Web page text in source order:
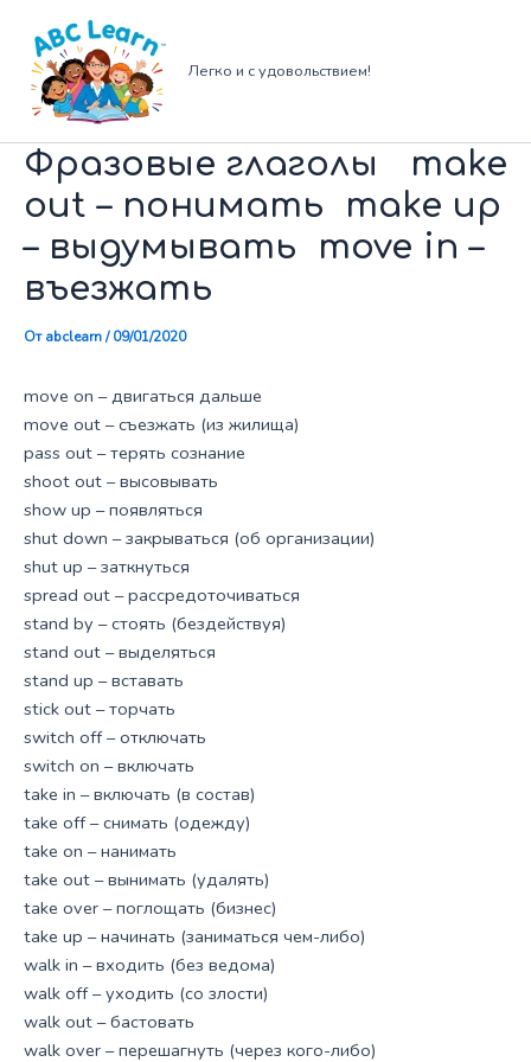
содержимому
Легко и с удовольствием!
Фразовые глаголы make
out – понимать make up
– выдумывать move in –
въезжать
Отabclearn/09/01/2020
move on – двигаться дальше
move out – съезжать (из жилища)
pass out – терять сознание
shoot out – высовывать
show up – появляться
shut down – закрываться (об организации)
shut up – заткнуться
spread out – рассредоточиваться
stand by – стоять (бездействуя)
stand out – выделяться
stand up – вставать
stick out – торчать
switch off – отключать
switch on – включать
take in – включать (в состав)
take off – снимать (одежду)
take on – нанимать
take out – вынимать (удалять)
take over – поглощать (бизнес)
take up – начинать (заниматься чем-либо)
walk in – входить (без ведома)
walk off – уходить (со злости)
walk out – бастовать
walk over – перешагнуть (через кого-либо)